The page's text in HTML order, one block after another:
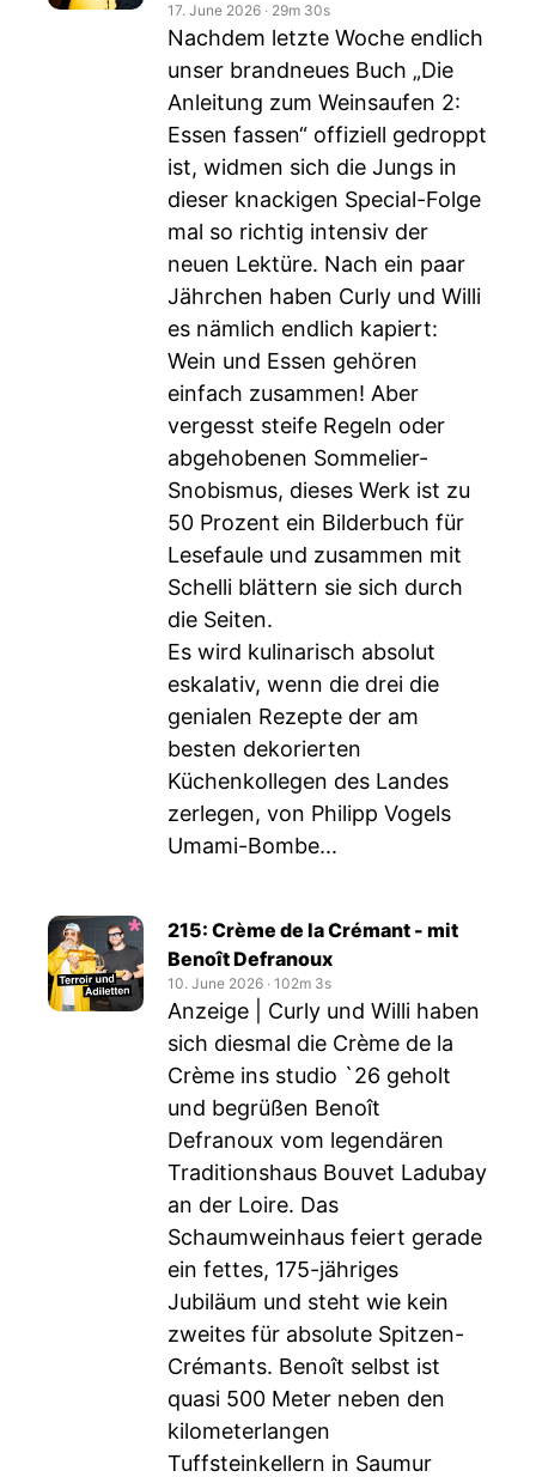
17. June 2026 ‧ 29m 30s
Nachdem letzte Woche endlich
unser brandneues Buch „Die
Anleitung zum Weinsaufen 2:
Essen fassen“ offiziell gedroppt
ist, widmen sich die Jungs in
dieser knackigen Special-Folge
mal so richtig intensiv der
neuen Lektüre. Nach ein paar
Jährchen haben Curly und Willi
es nämlich endlich kapiert:
Wein und Essen gehören
einfach zusammen! Aber
vergesst steife Regeln oder
abgehobenen Sommelier-
Snobismus, dieses Werk ist zu
50 Prozent ein Bilderbuch für
Lesefaule und zusammen mit
Schelli blättern sie sich durch
die Seiten.
Es wird kulinarisch absolut
eskalativ, wenn die drei die
genialen Rezepte der am
besten dekorierten
Küchenkollegen des Landes
zerlegen, von Philipp Vogels
Umami-Bombe...
215: Crème de la Crémant - mit
Benoît Defranoux
10. June 2026 ‧ 102m 3s
Anzeige | Curly und Willi haben
sich diesmal die Crème de la
Crème ins studio `26 geholt
und begrüßen Benoît
Defranoux vom legendären
Traditionshaus Bouvet Ladubay
an der Loire. Das
Schaumweinhaus feiert gerade
ein fettes, 175-jähriges
Jubiläum und steht wie kein
zweites für absolute Spitzen-
Crémants. Benoît selbst ist
quasi 500 Meter neben den
kilometerlangen
Tuffsteinkellern in Saumur